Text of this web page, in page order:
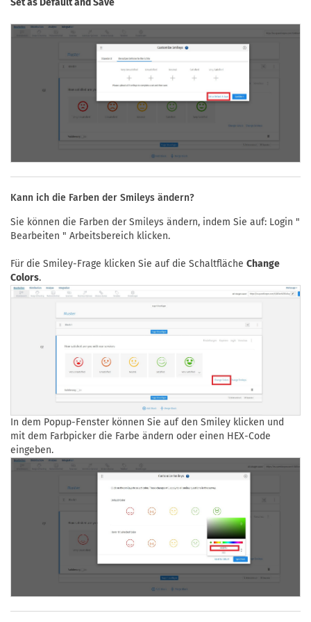
Set as Default and Save
Kann ich die Farben der Smileys ändern?
Sie können die Farben der Smileys ändern, indem Sie auf: Login "
Bearbeiten " Arbeitsbereich klicken.
Für die Smiley-Frage klicken Sie auf die Schaltfläche Change
Colors.
In dem Popup-Fenster können Sie auf den Smiley klicken und
mit dem Farbpicker die Farbe ändern oder einen HEX-Code
eingeben.